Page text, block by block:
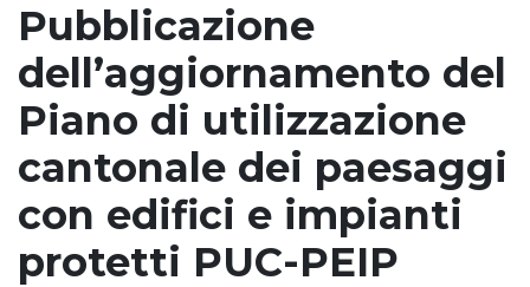
Pubblicazione
dell’aggiornamento del
Piano di utilizzazione
cantonale dei paesaggi
con edifici e impianti
protetti PUC-PEIP